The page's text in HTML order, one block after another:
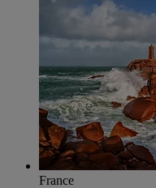
France